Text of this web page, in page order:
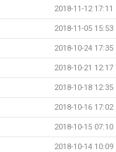
2018-11-12 17:11
2018-11-05 15:53
2018-10-24 17:35
2018-10-21 12:17
2018-10-18 12:35
2018-10-16 17:02
2018-10-15 07:10
2018-10-14 10:09